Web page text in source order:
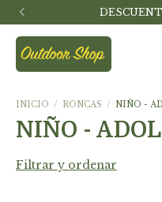
INICIO / RONCAS / NIÑO -
NIÑO -
Filtrar y ordenar